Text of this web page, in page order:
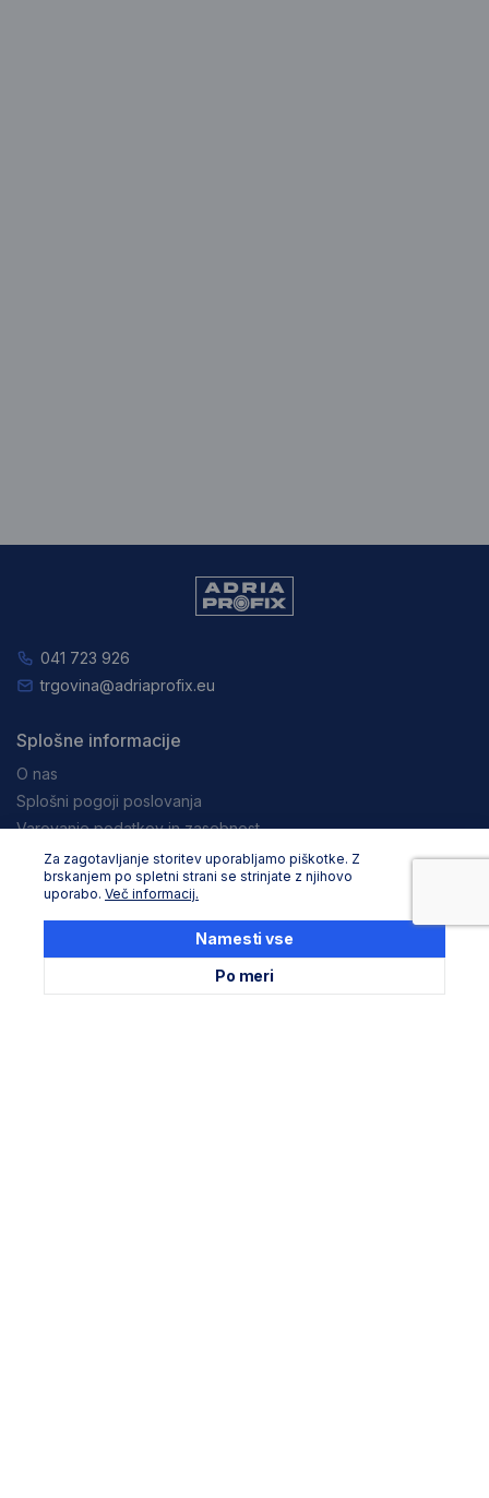
Za zagotavljanje storitev uporabljamo piškotke. Z
brskanjem po spletni strani se strinjate z njihovo
uporabo. Več informacij.
Po meri
Namesti vse
041 723 926
trgovina@adriaprofix.eu
Splošne informacije
O nas
Splošni pogoji poslovanja
Varovanje podatkov in zasebnost
Zaposlitev
Pravna obvestila
Dostava in načini plačila
Reklamacija in vračila